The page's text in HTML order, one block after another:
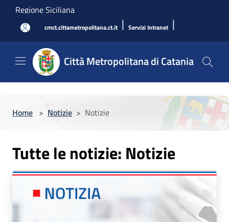
Salta al contenuto principale
Regione Siciliana
cmct.cittametropolitana.ct.it | Servizi Intranet |
Città Metropolitana di Catania
Home > Notizie > Notizie
Tutte le notizie: Notizie